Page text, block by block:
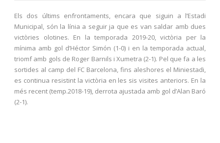
Els dos últims enfrontaments, encara que siguin a l’Estadi
Municipal, són la línia a seguir ja que es van saldar amb dues
victòries olotines. En la temporada 2019-20, victòria per la
mínima amb gol d’Héctor Simón (1-0) i en la temporada actual,
triomf amb gols de Roger Barnils i Xumetra (2-1). Pel que fa a les
sortides al camp del FC Barcelona, fins aleshores el Miniestadi,
es continua resistint la victòria en les sis visites anteriors. En la
més recent (temp.2018-19), derrota ajustada amb gol d’Alan Baró
(2-1).